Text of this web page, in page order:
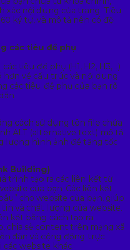
xác nội dung của trang. Tiêu
ký tự, và mô tả nên có độ
các tiêu đề phụ
tiêu đề phụ (H1, H2, H3,…)
về cấu trúc và nội dung
các tiêu đề phụ của bạn rõ
cách sử dụng tên file chứa
ALT (alternative text) mô tả
lượng hình ảnh để tăng tốc
Building)
trình tạo ra các liên kết từ
của bạn. Các liên kết
cho website của bạn, giúp
và chất lượng của website.
kết bằng cách tạo ra
chia sẻ content trên mạng xã
đàn và cộng đồng trực
website khác.